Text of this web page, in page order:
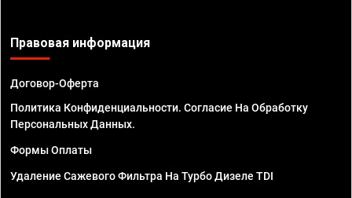
Правовая информация
Договор-Оферта
Политика Конфиденциальности. Согласие На Обработку
Персональных Данных.
Формы Оплаты
Удаление Сажевого Фильтра На Турбо Дизеле TDI